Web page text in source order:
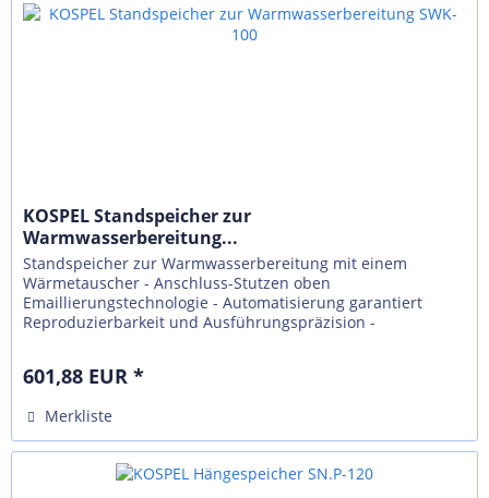
KOSPEL Standspeicher zur
Warmwasserbereitung...
Standspeicher zur Warmwasserbereitung mit einem
Wärmetauscher - Anschluss-Stutzen oben
Emaillierungstechnologie - Automatisierung garantiert
Reproduzierbarkeit und Ausführungspräzision -
601,88 EUR *
Merkliste